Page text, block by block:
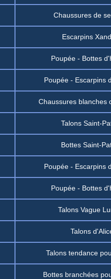
Chaussures de
Escarpins
Poupée - Bottes
Poupée - Escarpins
Chaussures blanches
Talons Saint-
Bottes Saint-
Poupée - Escarpins
Poupée - Bottes
Talons Vague
Talons
Talons tendance
Bottes branchées